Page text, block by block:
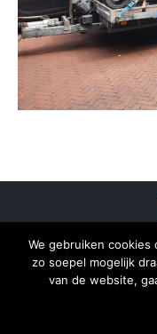
© 2025 -
We gebruiken
zo soepel mogelijk
van de website,